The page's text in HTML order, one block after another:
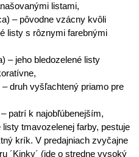
listami,
– pôvodne vzácny kvôli
listy s rôznymi farebnými
– jeho bledozelené listy
druh vyšľachtený priamo pre
patrí k najobľúbenejším,
tmavozelenej farby, pestuje
krík. V predajniach zvyčajne
´Kinky´ (ide o stredne vysoký